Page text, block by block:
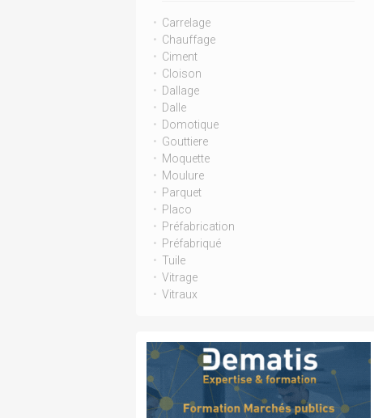
Carrelage
Chauffage
Ciment
Cloison
Dallage
Dalle
Domotique
Gouttiere
Moquette
Moulure
Parquet
Placo
Préfabrication
Préfabriqué
Tuile
Vitrage
Vitraux